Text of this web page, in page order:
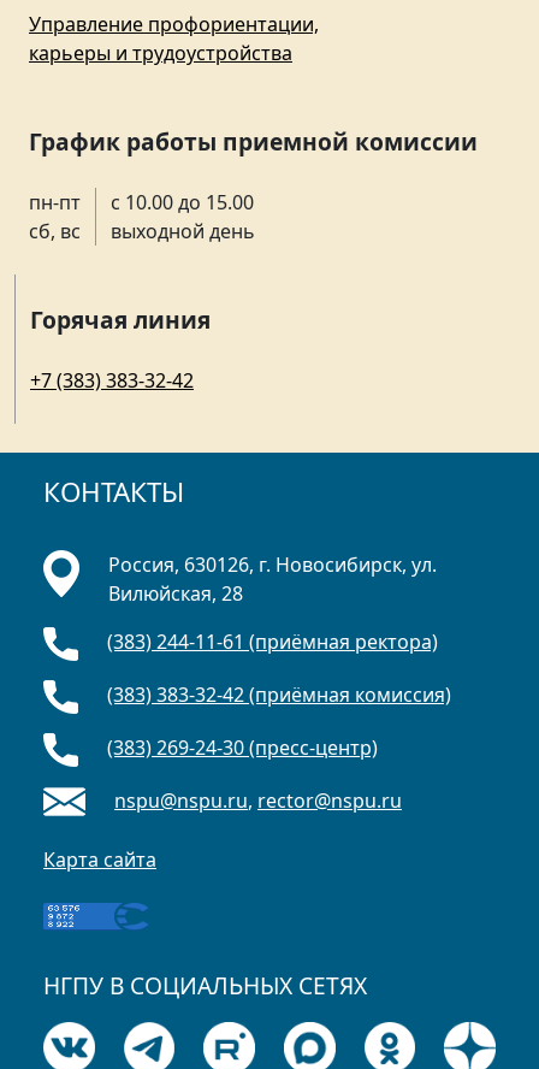
Управление профориентации,
карьеры и трудоустройства
График работы приемной комиссии
пн-пт
сб, вс
с 10.00 до 15.00
выходной день
Горячая линия
+7 (383) 383-32-42
КОНТАКТЫ
Россия, 630126, г. Новосибирск, ул.
Вилюйская, 28
(383) 244-11-61 (приёмная ректора)
(383) 383-32-42 (приёмная комиссия)
(383) 269-24-30 (пресс-центр)
nspu@nspu.ru, rector@nspu.ru
Карта сайта
НГПУ В СОЦИАЛЬНЫХ СЕТЯХ